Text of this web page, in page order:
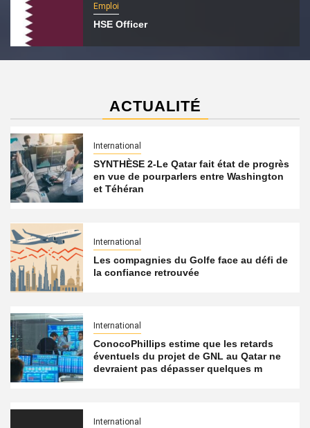
Emploi
HSE Officer
ACTUALITÉ
International
SYNTHÈSE 2-Le Qatar fait état de progrès
en vue de pourparlers entre Washington
et Téhéran
International
Les compagnies du Golfe face au défi de
la confiance retrouvée
International
ConocoPhillips estime que les retards
éventuels du projet de GNL au Qatar ne
devraient pas dépasser quelques m
International